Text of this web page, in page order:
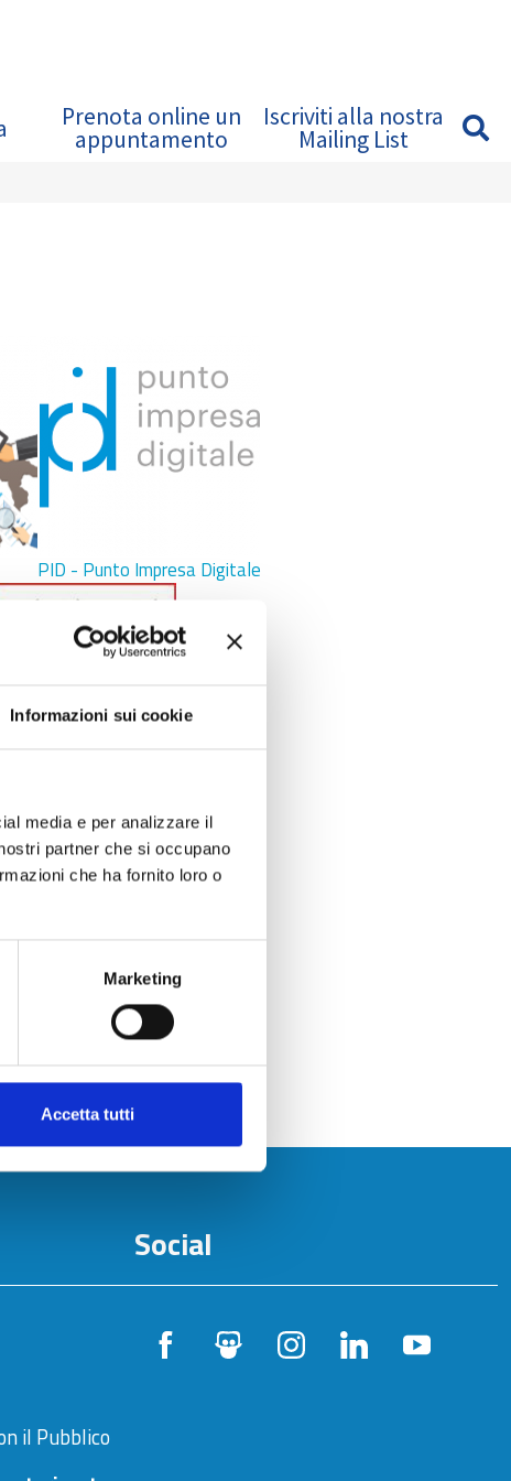
Informazioni sui cookie
media e per analizzare il
partner che si occupano
che ha fornito loro o
Marketing
Accetta tutti
Prenota online un
appuntamento
Iscriviti alla nostra
Mailing List
PID - Punto Impresa Digitale
Registro imprese
il Pubblico
Social